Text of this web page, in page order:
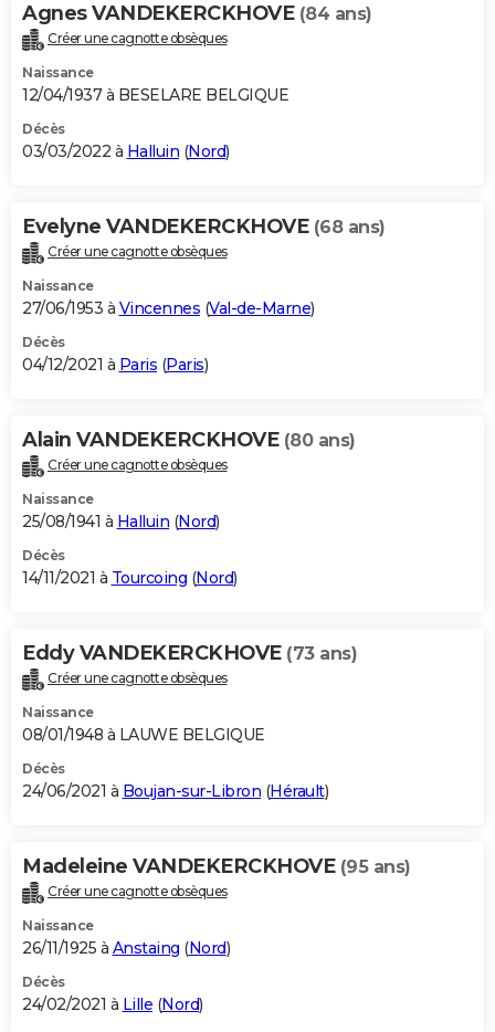
Agnes VANDEKERCKHOVE (84 ans)
Créer une cagnotte obsèques
Naissance
12/04/1937 à BESELARE BELGIQUE
Décès
03/03/2022 à Halluin (Nord)
Evelyne VANDEKERCKHOVE (68 ans)
Créer une cagnotte obsèques
Naissance
27/06/1953 à Vincennes (Val-de-Marne)
Décès
04/12/2021 à Paris (Paris)
Alain VANDEKERCKHOVE (80 ans)
Créer une cagnotte obsèques
Naissance
25/08/1941 à Halluin (Nord)
Décès
14/11/2021 à Tourcoing (Nord)
Eddy VANDEKERCKHOVE (73 ans)
Créer une cagnotte obsèques
Naissance
08/01/1948 à LAUWE BELGIQUE
Décès
24/06/2021 à Boujan-sur-Libron (Hérault)
Madeleine VANDEKERCKHOVE (95 ans)
Créer une cagnotte obsèques
Naissance
26/11/1925 à Anstaing (Nord)
Décès
24/02/2021 à Lille (Nord)